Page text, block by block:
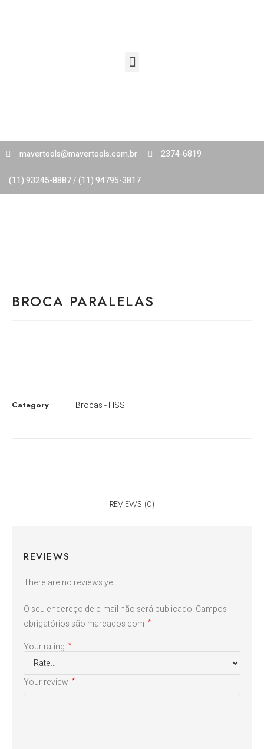
mavertools@mavertools.com.br 2374-6819
(11) 93245-8887 / (11) 94795-3817
BROCA PARALELAS
Category Brocas - HSS
REVIEWS (0)
REVIEWS
There are no reviews yet.
O seu endereço de e-mail não será publicado. Campos
obrigatórios são marcados com *
Your rating *
Your review *